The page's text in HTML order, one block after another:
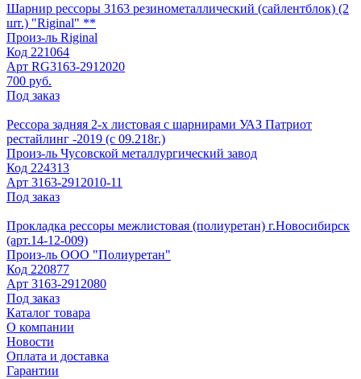
Шарнир рессоры 3163 резинометаллический (сайлентблок) (2
шт.) "Riginal" **
Произ-ль Riginal
Код 221064
Арт RG3163-2912020
700 руб.
Под заказ
Рессора задняя 2-х листовая с шарнирами УАЗ Патриот
рестайлинг -2019 (с 09.218г.)
Произ-ль Чусовской металлургический завод
Код 224313
Арт 3163-2912010-11
Под заказ
Прокладка рессоры межлистовая (полиуретан) г.Новосибирск
(арт.14-12-009)
Произ-ль ООО "Полиуретан"
Код 220877
Арт 3163-2912080
Под заказ
Каталог товара
О компании
Новости
Оплата и доставка
Гарантии